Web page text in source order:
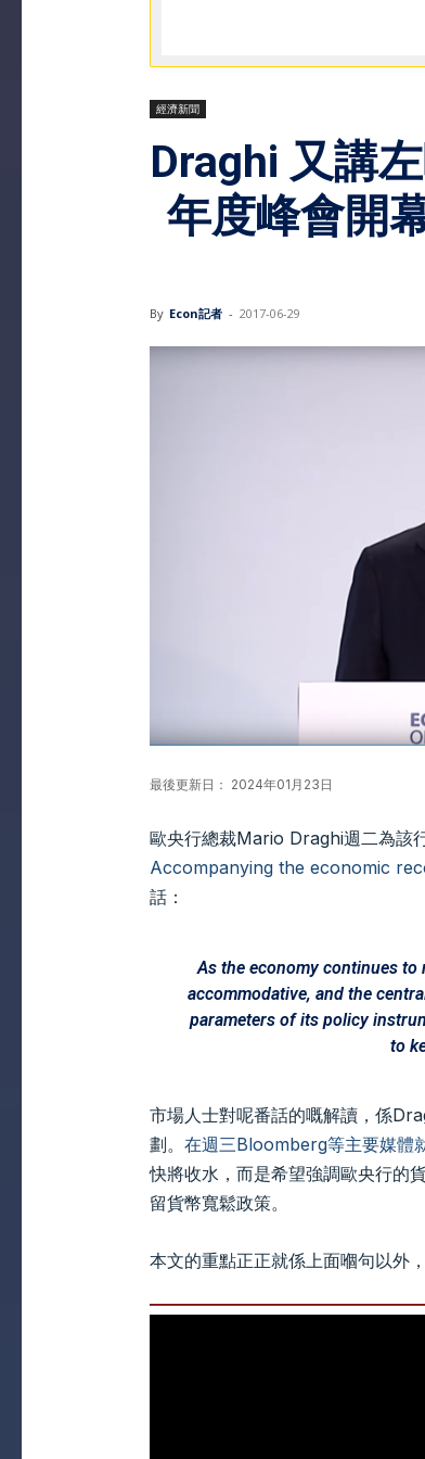
經濟新聞
Draghi 又講
年度峰會開
By Econ記者 - 2017-06-29
最後更新日： 2024年01月23日
歐央行總裁Mario Draghi週二為該
Accompanying the economic
話：
As the economy continues to
accommodative, and the
parameters of its policy
to
市場人士對呢番話的嘅解讀，係
劃。在週三Bloomberg等主要媒體
快將收水，而是希望強調歐央行的
留貨幣寬鬆政策。
本文的重點正正就係上面嗰句以外